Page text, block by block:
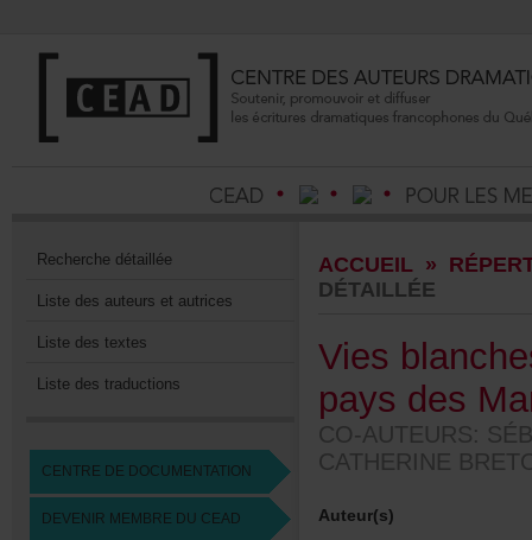
Recherchedétaillée
Listedesauteursetautrices
Listedestextes
Listedestraductions
CENTREDEDOCUMENTATION
DEVENIRMEMBREDUCEAD
ACCUEIL»
DÉTAILLÉE
CO-
Auteur(s)